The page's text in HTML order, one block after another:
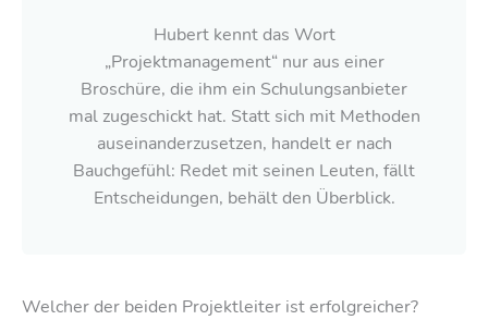
Hubert kennt das Wort
„Projektmanagement“ nur aus einer
Broschüre, die ihm ein Schulungsanbieter
mal zugeschickt hat. Statt sich mit Methoden
auseinanderzusetzen, handelt er nach
Bauchgefühl: Redet mit seinen Leuten, fällt
Entscheidungen, behält den Überblick.
Welcher der beiden Projektleiter ist erfolgreicher?